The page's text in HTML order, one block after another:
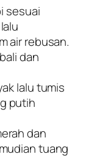
sesuai
air rebusan.
dan
lalu tumis
putih
dan
tuang